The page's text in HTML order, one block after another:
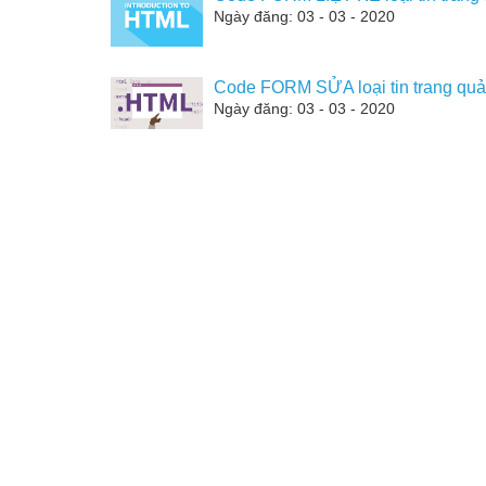
Ngày đăng: 03 - 03 - 2020
Code FORM SỬA loại tin trang
Ngày đăng: 03 - 03 - 2020